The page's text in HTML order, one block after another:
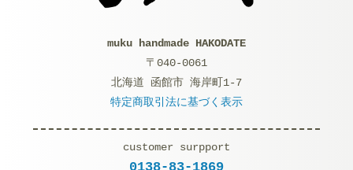
muku handmade HAKODATE
〒040-0061
北海道 函館市 海岸町1-7
特定商取引法に基づく表示
customer surpport